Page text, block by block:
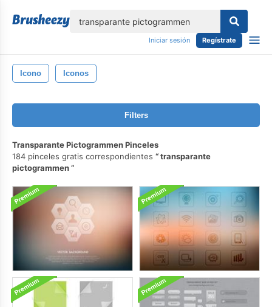
Iniciar sesión Regístrate
Icono Iconos
Filters
Transparante Pictogrammen Pinceles
184 pinceles gratis correspondientes
transparante
pictogrammen